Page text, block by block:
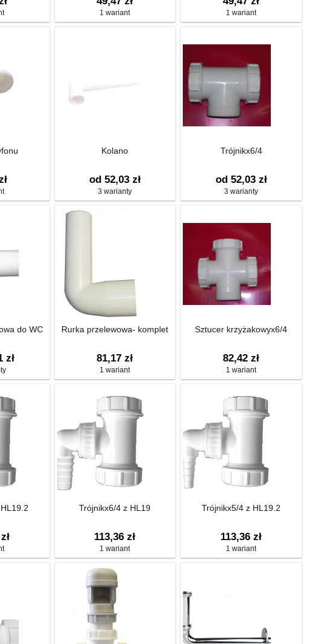
1 wariant 1 wariant
Kolano
od 52,03 zł
3 warianty
Trójnikx6/4
od 52,03 zł
3 warianty
do WC
zł
Rurka przelewowa- komplet
81,17 zł
1 wariant
Sztucer krzyżakowyx6/4
82,42 zł
1 wariant
Trójnikx6/4 z HL19
113,36 zł
1 wariant
Trójnikx5/4 z HL19.2
113,36 zł
1 wariant